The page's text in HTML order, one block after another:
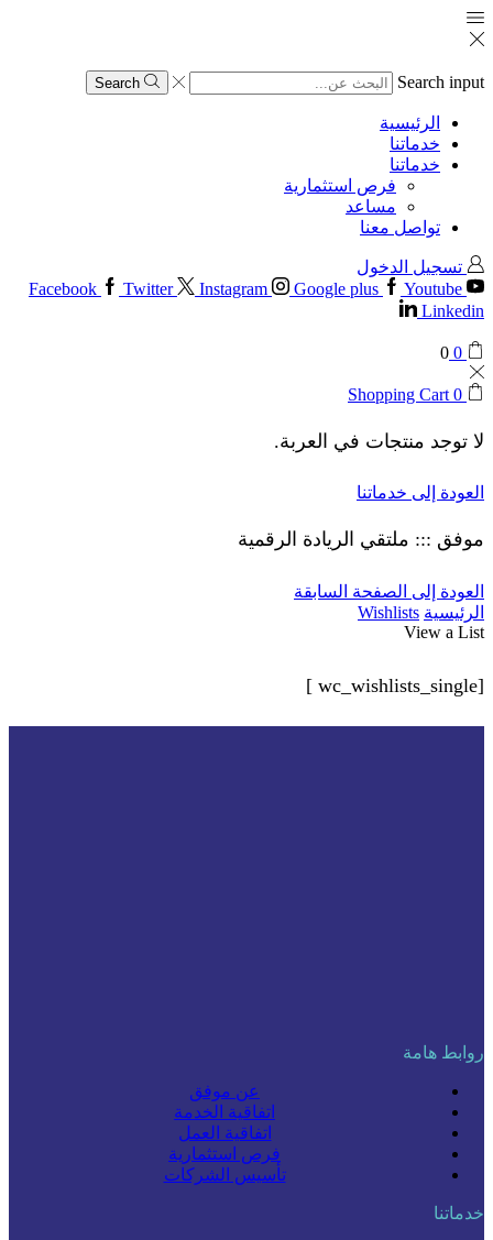
Search input
Search
الرئيسية
خدماتنا
خدماتنا
فرص استثمارية
مساعد
تواصل معنا
تسجيل الدخول
Facebook
Twitter Instagram Google plus
Youtube
Linkedin
0
0
0
Shopping Cart
لا توجد منتجات في العربة.
العودة إلى خدماتنا
موفق ::: ملتقي الريادة الرقمية
العودة إلى الصفحة السابقة
الرئيسية Wishlists
View a List
[wc_wishlists_single ]
روابط هامة
عن موفق
اتفاقية الخدمة
اتفاقية العمل
فرص استثمارية
تأسيس الشركات
خدماتنا